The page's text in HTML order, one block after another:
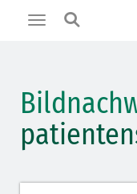
Toggle